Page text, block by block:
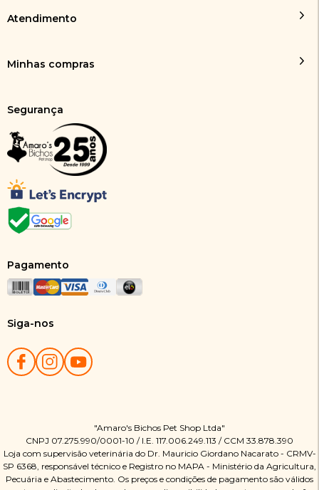
Atendimento
Minhas compras
Segurança
Pagamento
Siga-nos
"Amaro's Bichos Pet Shop Ltda"
CNPJ 07.275.990/0001-10 / I.E. 117.006.249.113 / CCM 33.878.390
Loja com supervisão veterinária do Dr. Mauricio Giordano Nacarato - CRMV-
SP 6368, responsável técnico e Registro no MAPA - Ministério da Agricultura,
Pecuária e Abastecimento. Os preços e condições de pagamento são válidos